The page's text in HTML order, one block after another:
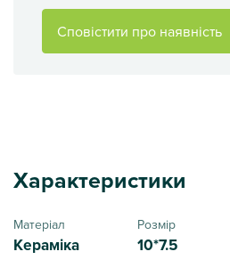
Сповістити про наявність
Характеристики
Матеріал
Кераміка
Розмір
10*7.5